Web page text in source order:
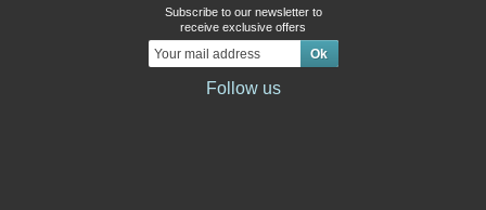
Subscribe to our newsletter to
receive exclusive offers
Follow us